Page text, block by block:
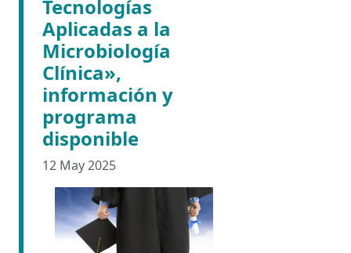
Tecnologías
Aplicadas a la
Microbiología
Clínica»,
información y
programa
disponible
12 May 2025